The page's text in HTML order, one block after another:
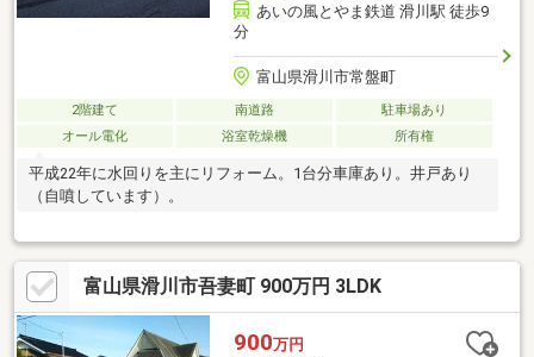
あいの風とやま鉄道 滑川駅 徒歩9
分
富山県滑川市常盤町
2階建て 南道路
駐車場あり
オール電化
浴室乾燥機 所有権
平成22年に水回りを主にリフォーム。1台分車庫あり。井戸あり
（自噴しています）。
富山県滑川市吾妻町 900万円 3LDK
900万円